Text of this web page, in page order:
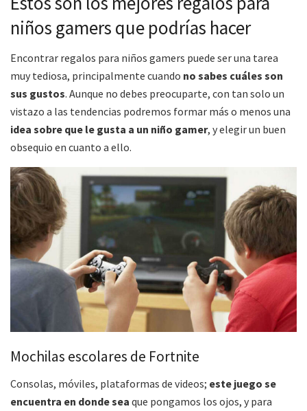
niños gamers que podrías hacer
Encontrar regalos para niños gamers puede ser una tarea
muy tediosa, principalmente cuando no sabes cuáles son
sus gustos. Aunque no debes preocuparte, con tan solo un
vistazo a las tendencias podremos formar más o menos una
idea sobre que le gusta a un niño gamer, y elegir un buen
obsequio en cuanto a ello.
Mochilas escolares de Fortnite
Consolas, móviles, plataformas de videos; este juego se
encuentra en donde sea que pongamos los ojos, y para